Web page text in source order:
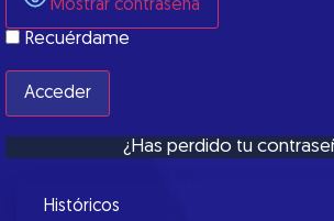
Mostrar contraseña
Recuérdame
¿Has perdido tu
Históricos